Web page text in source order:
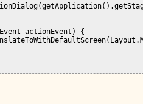
actionEvent) {